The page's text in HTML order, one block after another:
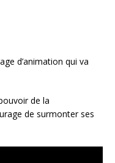
d’animation qui va
de la
de surmonter ses